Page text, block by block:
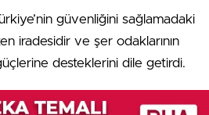
güvenliğini sağlamadaki
iradesidir ve şer odaklarının
desteklerini dile getirdi.